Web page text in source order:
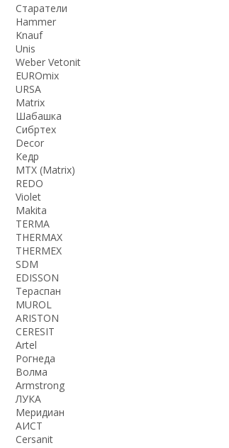
Старатели
Hammer
Knauf
Unis
Weber Vetonit
EUROmix
URSA
Matrix
Шабашка
Сибртех
Decor
Кедр
MTX (Matrix)
REDO
Violet
Makita
TERMA
THERMАX
THERMEX
SDM
EDISSON
Тераспан
MUROL
ARISTON
CERESIT
Artel
Рогнеда
Волма
Armstrong
ЛУКА
Меридиан
АИСТ
Cersanit